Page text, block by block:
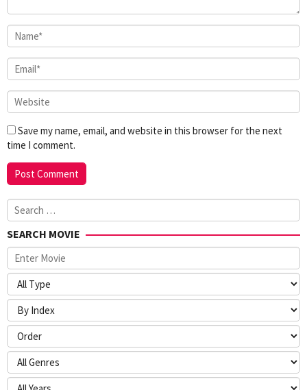
Save my name, email, and website in this browser for the next
time I comment.
Search
for:
SEARCH MOVIE